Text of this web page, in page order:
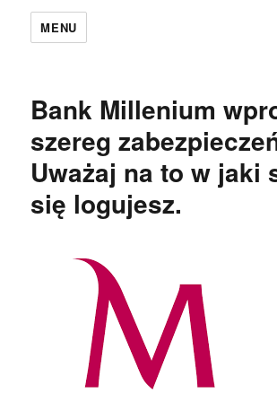
MENU
Bank Millenium
szereg
Uważaj na to w jaki
się logujesz.